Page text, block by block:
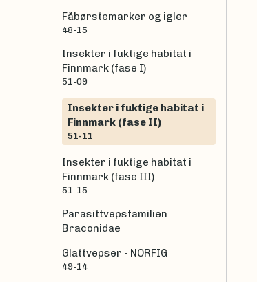
Fåbørstemarker og igler
48-15
Insekter i fuktige habitat i
Finnmark (fase I)
51-09
Insekter i fuktige habitat i
Finnmark (fase II)
51-11
Insekter i fuktige habitat i
Finnmark (fase III)
51-15
Parasittvepsfamilien
Braconidae
Glattvepser - NORFIG
49-14